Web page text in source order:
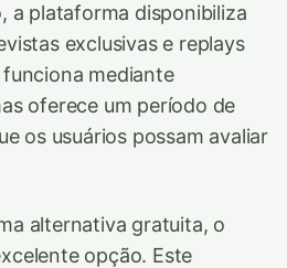
a plataforma disponibiliza
exclusivas e replays
mediante
oferece um período de
os usuários possam avaliar
alternativa gratuita, o
opção. Este